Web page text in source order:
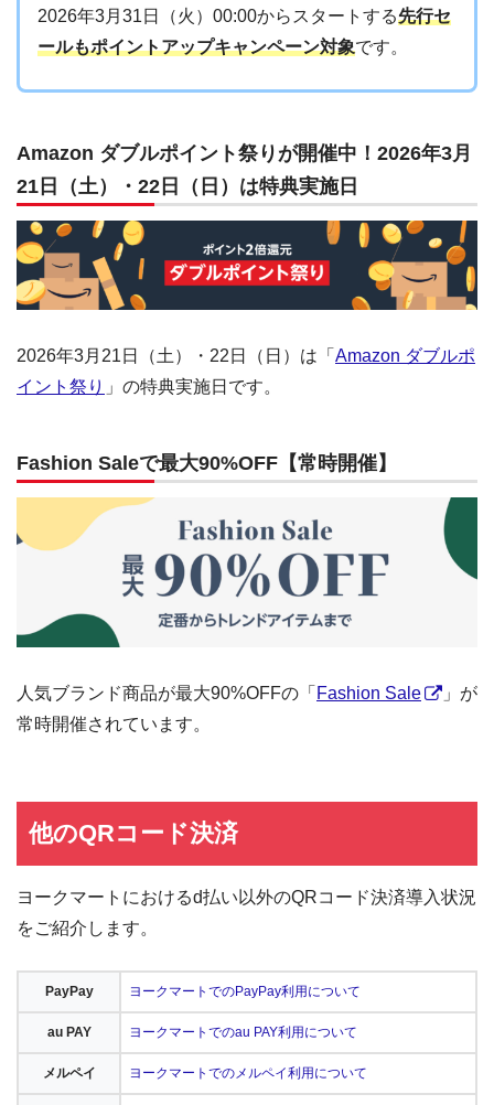
2026年3月31日（火）00:00からスタートする先行セ
ールもポイントアップキャンペーン対象です。
Amazon ダブルポイント祭りが開催中！2026年3月
21日（土）・22日（日）は特典実施日
2026年3月21日（土）・22日（日）は「 Amazon ダブルポ
イント祭り 」の特典実施日です。
Fashion Saleで最大90%OFF【常時開催】
人気ブランド商品が最大90%OFFの「 Fashion Sale
」が
常時開催されています。
他のQRコード決済
ヨークマートにおけるd払い以外のQRコード決済導入状況
をご紹介します。
PayPay ヨークマートでのPayPay利用について
au PAY ヨークマートでのau PAY利用について
メルペイ ヨークマートでのメルペイ利用について